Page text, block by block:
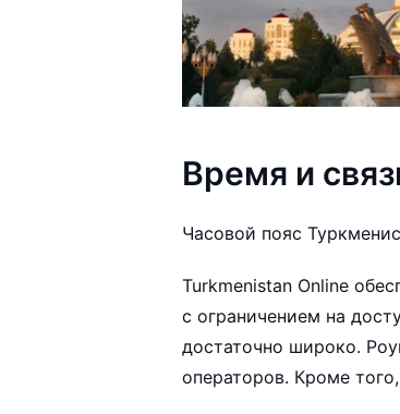
Время и
Часовой пояс
Turkmenistan Online
с ограничением на
достаточно широко.
операторов. Кроме